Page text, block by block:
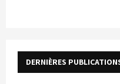
r
DERNIÈRES